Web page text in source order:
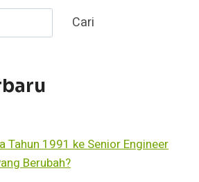
Cari
Tahun 1991 ke Senior Engineer
Berubah?